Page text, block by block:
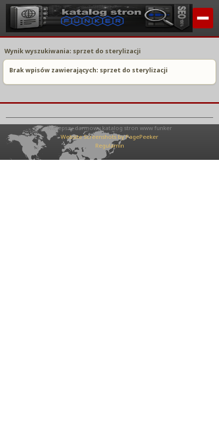
Wynik wyszukiwania: sprzet do sterylizacji
Brak wpisów zawierających: sprzet do sterylizacji
Najlepszy darmowy katalog stron www funker
Website Screenshots by PagePeeker
Regulamin